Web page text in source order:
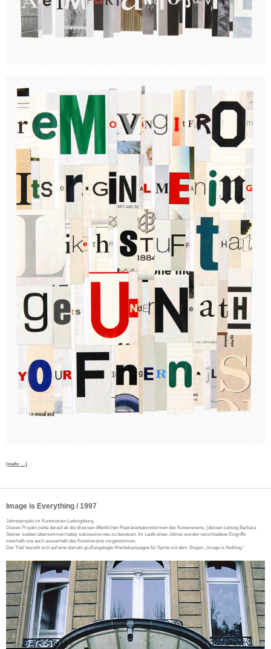
(mehr …)
Image is Everything / 1997
Jahresprojekt im Kunstverein Ludwigsburg.
Dieses Projekt zielte darauf ab die diversen öffentlichen Repräsentationsformen des Kunstvereins, (dessen Leitung Barbara
Steiner soeben übernommen hatte) sukzessive neu zu besetzen. Im Laufe eines Jahres wurden verschiedene Eingriffe
innerhalb wie auch ausserhalb des Kunstvereins vorgenommen.
Der Titel bezieht sich auf eine damals großangelegte Werbekampagne für Sprite mit dem Slogan: „Image is Nothing.“